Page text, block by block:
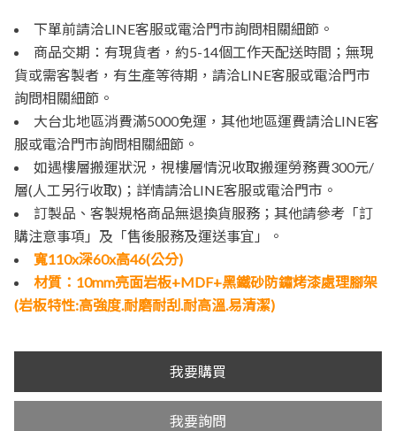
下單前請洽LINE客服或電洽門市詢問相關細節。
商品交期：有現貨者，約5-14個工作天配送時間；無現
貨或需客製者，有生產等待期，請洽LINE客服或電洽門市
詢問相關細節。
大台北地區消費滿5000免運，其他地區運費請洽LINE客
服或電洽門市詢問相關細節。
如遇樓層搬運狀況，視樓層情況收取搬運勞務費300元/
層(人工另行收取)；詳情請洽LINE客服或電洽門市。
訂製品、客製規格商品無退換貨服務；其他請參考「訂
購注意事項」及「售後服務及運送事宜」。
寬110x深60x高46(公分)
材質：10mm亮面岩板+MDF+黑鐵砂防鏽烤漆處理腳架
(岩板特性:高強度.耐磨耐刮.耐高溫.易清潔)
我要購買
我要詢問